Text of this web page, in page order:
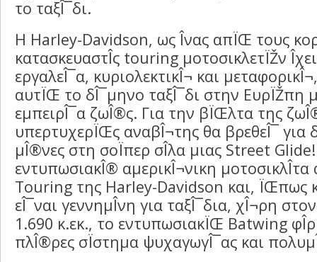
το ταξÎ¯δι.
Η Harley-Davidson, ως Î­νας απÏŒ τους
κατασκευαστÎ­ς touring μοτοσικλετÏŽν
εργαλεÎ¯α, κυριολεκτικÎ¬ και
αυτÏŒ το δÎ¯μηνο ταξÎ¯δι στην ΕυρÏŽπη
εμπειρÎ¯α ζωÎ®ς. Για την βÏŒλτα της
υπερτυχερÏŒς αναβÎ¬της θα βρεθεÎ¯ για
μÎ®νες στη σοÏπερ σÎ­λα μιας Street
εντυπωσιακÎ® αμερικÎ¬νικη μοτοσικλÎ­τα
Touring της Harley-Davidson και, ÏŒπως
εÎ¯ναι γεννημÎ­νη για ταξÎ¯δια, χÎ¬ρη
1.690 κ.εκ., το εντυπωσιακÏŒ Batwing
πλÎ®ρες σÏστημα ψυχαγωγÎ¯ας και